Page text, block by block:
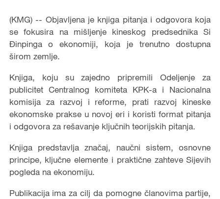
(KMG) -- Objavljena je knjiga pitanja i odgovora koja
se fokusira na mišljenje kineskog predsednika Si
Đinpinga o ekonomiji, koja je trenutno dostupna
širom zemlje.
Knjiga, koju su zajedno pripremili Odeljenje za
publicitet Centralnog komiteta KPK-a i Nacionalna
komisija za razvoj i reforme, prati razvoj kineske
ekonomske prakse u novoj eri i koristi format pitanja
i odgovora za rešavanje ključnih teorijskih pitanja.
Knjiga predstavlja značaj, naučni sistem, osnovne
principe, ključne elemente i praktične zahteve Sijevih
pogleda na ekonomiju.
Publikacija ima za cilj da pomogne članovima partije,